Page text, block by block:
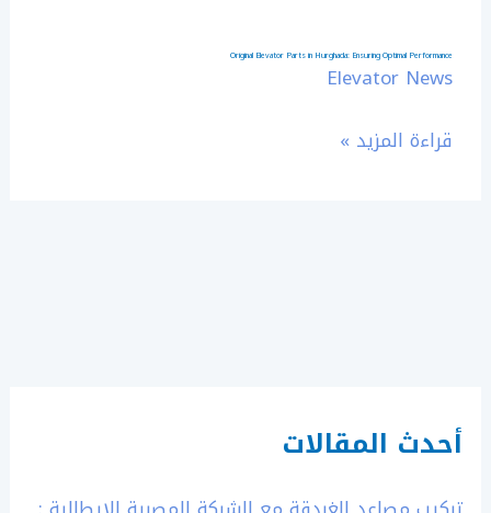
Original Elevator Parts in Hurghada: Ensuring Optimal Performance
Elevator News
قراءة المزيد »
أحدث المقالات